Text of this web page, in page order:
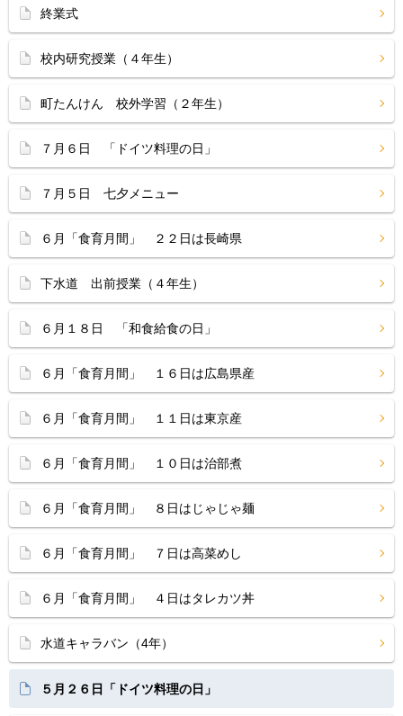
終業式
校内研究授業（４年生）
町たんけん 校外学習（２年生）
７月６日 「ドイツ料理の日」
７月５日 七夕メニュー
６月「食育月間」 ２２日は長崎県
下水道 出前授業（４年生）
６月１８日 「和食給食の日」
６月「食育月間」 １６日は広島県産
６月「食育月間」 １１日は東京産
６月「食育月間」 １０日は治部煮
６月「食育月間」 ８日はじゃじゃ麺
６月「食育月間」 ７日は高菜めし
６月「食育月間」 ４日はタレカツ丼
水道キャラバン（4年）
５月２６日「ドイツ料理の日」